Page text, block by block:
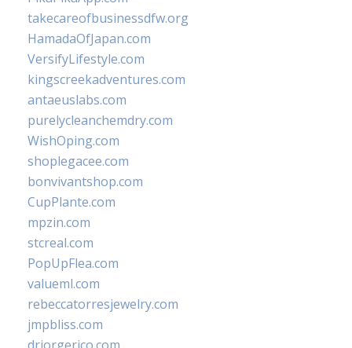
takecareofbusinessdfw.org
HamadaOfJapan.com
VersifyLifestyle.com
kingscreekadventures.com
antaeuslabs.com
purelycleanchemdry.com
WishOping.com
shoplegacee.com
bonvivantshop.com
CupPlante.com
mpzin.com
stcreal.com
PopUpFlea.com
valueml.com
rebeccatorresjewelry.com
jmpbliss.com